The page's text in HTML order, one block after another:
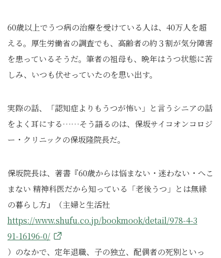
60歳以上でうつ病の治療を受けている人は、40万人を超
える。厚生労働省の調査でも、高齢者の約３割が気分障害
を患っているそうだ。筆者の祖母も、晩年はうつ状態に苦
しみ、いつも伏せっていたのを思い出す。
実際の話、「認知症よりもうつが怖い」と言うシニアの話
をよく耳にする……そう語るのは、保坂サイコオンコロジ
ー・クリニックの保坂隆院長だ。
保坂院長は、著書『60歳からは悩まない・迷わない・へこ
まない 精神科医だから知っている「老後うつ」とは無縁
の暮らし方』（主婦と生活社
https://www.shufu.co.jp/bookmook/detail/978-4-3
91-16196-0/
）のなかで、定年退職、子の独立、配偶者の死別といっ